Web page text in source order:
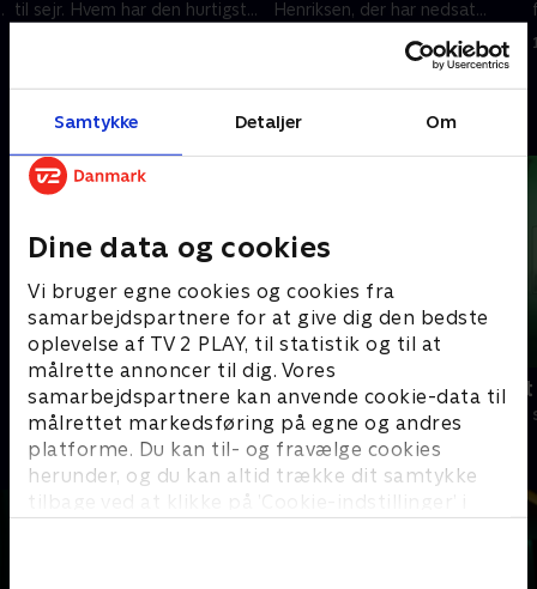
Samtykke Detaljer Om
Dine data og cookies
Vi bruger egne cookies og cookies fra
samarbejdspartnere for at give dig den bedste
oplevelse af TV 2 PLAY, til statistik og til at
målrette annoncer til dig. Vores
samarbejdspartnere kan anvende cookie-data til
målrettet markedsføring på egne og andres
platforme. Du kan til- og fravælge cookies
herunder, og du kan altid trække dit samtykke
tilbage ved at klikke på ’Cookie-indstillinger’ i
til sejr. Hvem har den hurtigste
Henriksen, der har nedsat
de kræsne smagsløg.
11. oktober 2020 • 41 min
Andre så også
Klar med svar
Quiz-shows • 2 sæsoner
Ordet er mit
Quiz-shows •